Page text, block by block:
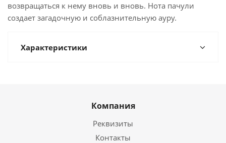
возвращаться к нему вновь и вновь. Нота пачули
создает загадочную и соблазнительную ауру.
Характеристики
Компания
Реквизиты
Контакты